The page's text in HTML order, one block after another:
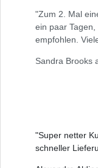
"Zum 2. Mal
ein paar
empfohlen.
Sandra Brooks
"Super netter
schneller